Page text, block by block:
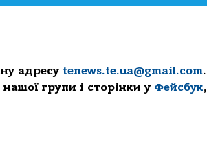
адресу tenews.te.ua@gmail.com.
групи і сторінки у Фейсбук,